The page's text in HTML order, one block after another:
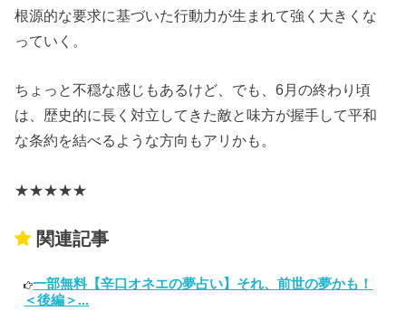
根源的な要求に基づいた行動力が生まれて強く大きくな
っていく。
ちょっと不穏な感じもあるけど、でも、6月の終わり頃
は、歴史的に長く対立してきた敵と味方が握手して平和
な条約を結べるような方向もアリかも。
★★★★★
関連記事
一部無料【辛口オネエの夢占い】それ、前世の夢かも！
＜後編＞...